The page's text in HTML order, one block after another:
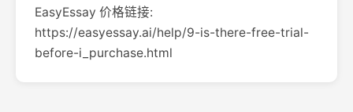
EasyEssay 价格链接:
https://easyessay.ai/help/9-is-there-free-trial-
before-i_purchase.html